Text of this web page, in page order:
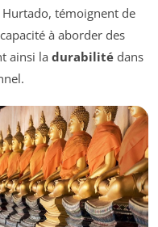
témoignent de
à aborder des
ainsi la durabilité dans